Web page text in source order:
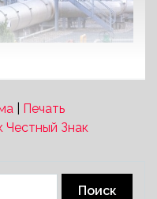
Печать
Честный Знак